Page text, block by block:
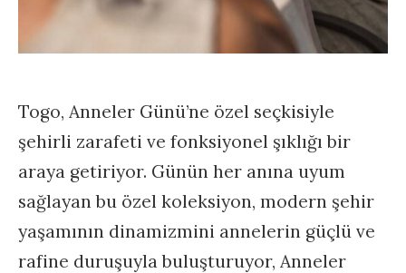
Togo, Anneler Günü’ne özel seçkisiyle
şehirli zarafeti ve fonksiyonel şıklığı bir
araya getiriyor. Günün her anına uyum
sağlayan bu özel koleksiyon, modern şehir
yaşamının dinamizmini annelerin güçlü ve
rafine duruşuyla buluşturuyor, Anneler